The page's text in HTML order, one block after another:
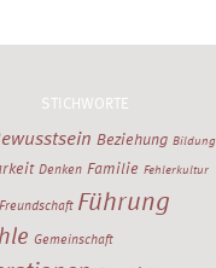
STICHWORTE
Beziehung Bildung
Denken Familie Fehlerkultur
Freundschaft Führung
Gemeinschaft